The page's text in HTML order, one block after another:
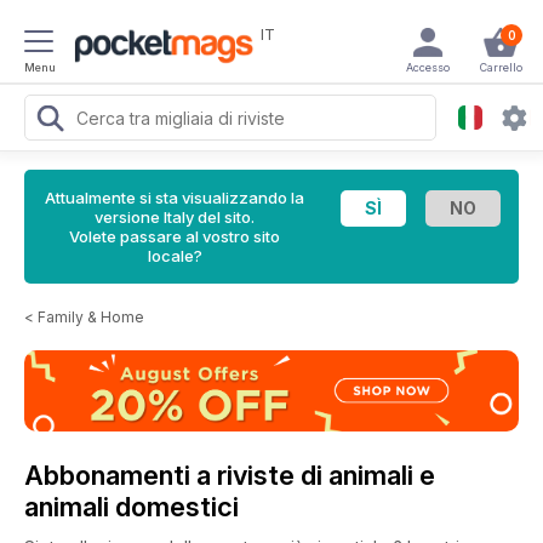
Menu
IT 0
Carrello
Accesso
Attualmente si sta visualizzando la
versione Italy del sito.
Volete passare al vostro sito
locale?
< Family & Home
Abbonamenti a riviste di animali e
animali domestici